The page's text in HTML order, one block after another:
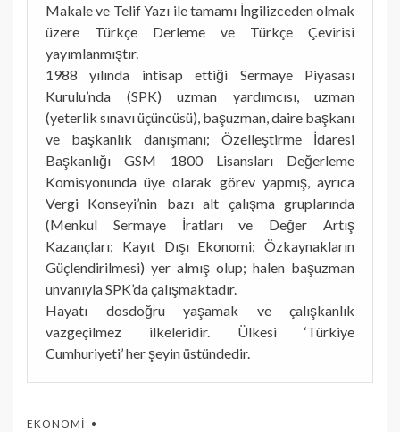
Makale ve Telif Yazı ile tamamı İngilizceden olmak
üzere Türkçe Derleme ve Türkçe Çevirisi
yayımlanmıştır.
1988 yılında intisap ettiği Sermaye Piyasası
Kurulu’nda (SPK) uzman yardımcısı, uzman
(yeterlik sınavı üçüncüsü), başuzman, daire başkanı
ve başkanlık danışmanı; Özelleştirme İdaresi
Başkanlığı GSM 1800 Lisansları Değerleme
Komisyonunda üye olarak görev yapmış, ayrıca
Vergi Konseyi’nin bazı alt çalışma gruplarında
(Menkul Sermaye İratları ve Değer Artış
Kazançları; Kayıt Dışı Ekonomi; Özkaynakların
Güçlendirilmesi) yer almış olup; halen başuzman
unvanıyla SPK’da çalışmaktadır.
Hayatı dosdoğru yaşamak ve çalışkanlık
vazgeçilmez ilkeleridir. Ülkesi ‘Türkiye
Cumhuriyeti’ her şeyin üstündedir.
EKONOMI